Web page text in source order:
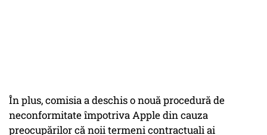
În plus, comisia a deschis o nouă procedură de
neconformitate împotriva Apple din cauza
preocupărilor că noii termeni contractuali ai